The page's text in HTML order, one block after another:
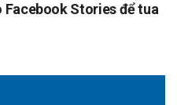
Facebook Stories để tua